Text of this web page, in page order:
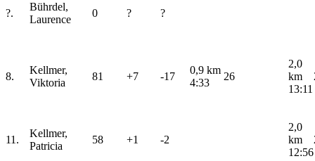
?.
Bührdel,
Laurence
0 ? ?
8.
Kellmer,
Viktoria
81 +7 -17
0,9 km
4:33
26
2,0
km
13:11
11.
Kellmer,
Patricia
58 +1 -2
2,0
km
12:56